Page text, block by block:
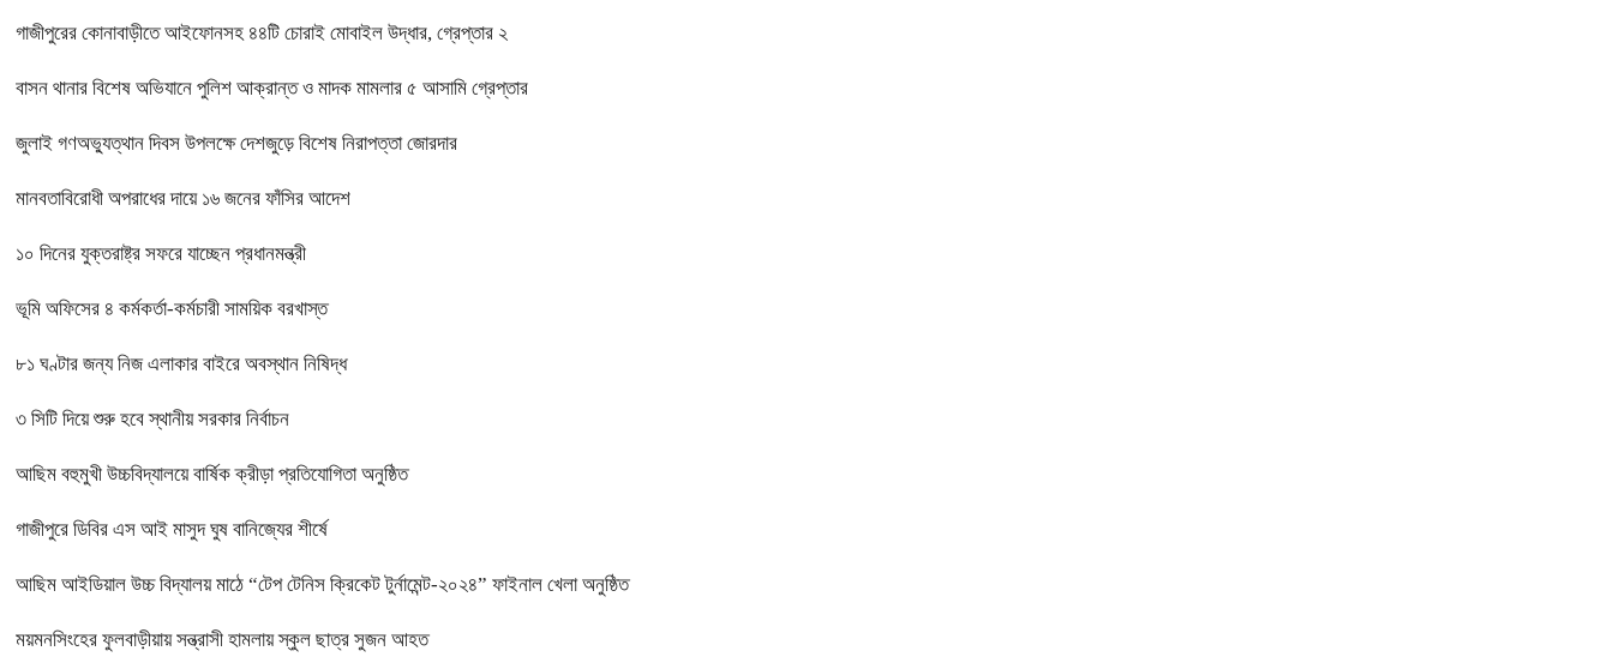
গাজীপুরের কোনাবাড়ীতে আইফোনসহ ৪৪টি চোরাই মোবাইল উদ্ধার, গ্রেপ্তার ২
বাসন থানার বিশেষ অভিযানে পুলিশ আক্রান্ত ও মাদক মামলার ৫ আসামি গ্রেপ্তার
জুলাই গণঅভ্যুত্থান দিবস উপলক্ষে দেশজুড়ে বিশেষ নিরাপত্তা জোরদার
মানবতাবিরোধী অপরাধের দায়ে ১৬ জনের ফাঁসির আদেশ
১০ দিনের যুক্তরাষ্ট্র সফরে যাচ্ছেন প্রধানমন্ত্রী
ভূমি অফিসের ৪ কর্মকর্তা-কর্মচারী সাময়িক বরখাস্ত
৮১ ঘণ্টার জন্য নিজ এলাকার বাইরে অবস্থান নিষিদ্ধ
৩ সিটি দিয়ে শুরু হবে স্থানীয় সরকার নির্বাচন
আছিম বহুমুখী উচ্চবিদ্যালয়ে বার্ষিক ক্রীড়া প্রতিযোগিতা অনুষ্ঠিত
গাজীপুরে ডিবির এস আই মাসুদ ঘুষ বানিজ্যের শীর্ষে
আছিম আইডিয়াল উচ্চ বিদ্যালয় মাঠে “টেপ টেনিস ক্রিকেট টুর্নামেন্ট-২০২৪” ফাইনাল খেলা অনুষ্ঠিত
ময়মনসিংহের ফুলবাড়ীয়ায় সন্ত্রাসী হামলায় স্কুল ছাত্র সুজন আহত